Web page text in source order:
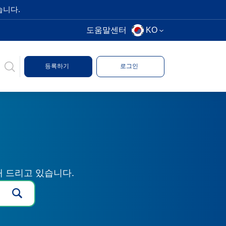
니다.
도움말센터 KO
등록하기 로그인
드리고 있습니다.